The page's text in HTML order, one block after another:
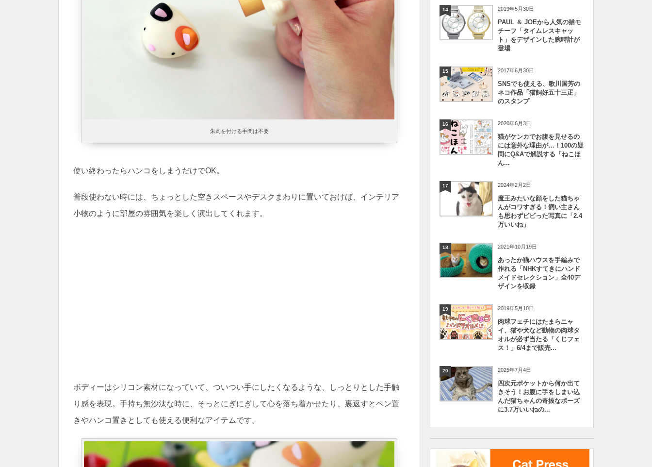
朱肉を付ける手間は不要
使い終わったらハンコをしまうだけでOK。
普段使わない時には、ちょっとした空きスペースやデスクまわりに置いておけば、インテリア
小物のように部屋の雰囲気を楽しく演出してくれます。
ボディーはシリコン素材になっていて、ついつい手にしたくなるような、しっとりとした手触
り感を表現。手持ち無沙汰な時に、そっとにぎにぎして心を落ち着かせたり、裏返すとペン置
きやハンコ置きとしても使える便利なアイテムです。
14 2019年5月30日
PAUL ＆ JOEから人気の猫モ
チーフ「タイムレスキャッ
ト」をデザインした腕時計が
登場
15 2017年6月30日
SNSでも使える、歌川国芳の
ネコ作品「猫飼好五十三疋」
のスタンプ
16 2020年6月3日
猫がケンカでお腹を見せるの
には意外な理由が…！100の疑
問にQ&Aで解説する「ねこほ
ん...
17 2024年2月2日
魔王みたいな顔をした猫ちゃ
んがコワすぎる！飼い主さん
も思わずビビった写真に「2.4
万いいね」
18 2021年10月19日
あったか猫ハウスを手編みで
作れる「NHKすてきにハンド
メイドセレクション」全40デ
ザインを収録
19 2019年5月10日
肉球フェチにはたまらニャ
イ、猫や犬など動物の肉球タ
オルが必ず当たる「くじフェ
ス！」6/4まで販売...
20 2025年7月4日
四次元ポケットから何か出て
きそう！お腹に手をしまい込
んだ猫ちゃんの奇抜なポーズ
に3.7万いいねの...